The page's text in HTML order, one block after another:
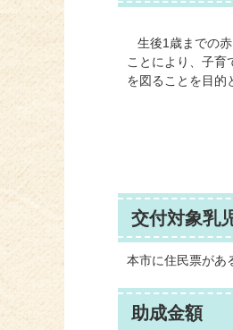
生後1歳までの
ことにより、子育
を図ることを目的
交付対象乳
本市に住民票があ
助成金額